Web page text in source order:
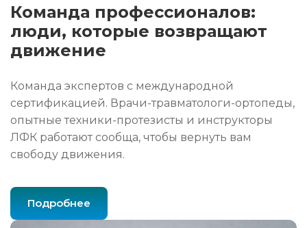
Команда профессионалов:
люди, которые возвращают
движение
Команда экспертов с международной
сертификацией. Врачи-травматологи-ортопеды,
опытные техники-протезисты и инструкторы
ЛФК работают сообща, чтобы вернуть вам
свободу движения.
Подробнее